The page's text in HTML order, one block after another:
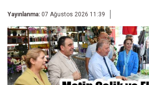
Yayınlanma: 07 Ağustos 2026 11:39